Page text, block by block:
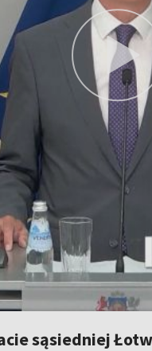
sąsiedniej